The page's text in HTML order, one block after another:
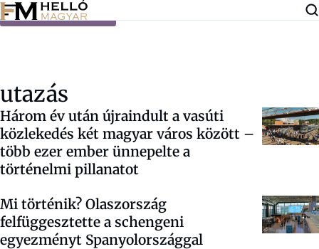
Ugrás a tartalomra
utazás
Három év után újraindult a vasúti
közlekedés két magyar város között –
több ezer ember ünnepelte a
történelmi pillanatot
Mi történik? Olaszország
felfüggesztette a schengeni
egyezményt Spanyolországgal